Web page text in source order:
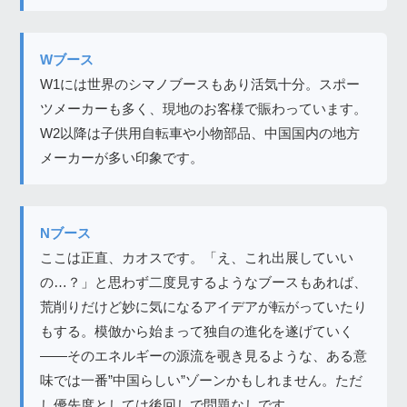
Wブース
W1には世界のシマノブースもあり活気十分。スポー
ツメーカーも多く、現地のお客様で賑わっています。
W2以降は子供用自転車や小物部品、中国国内の地方
メーカーが多い印象です。
Nブース
ここは正直、カオスです。「え、これ出展していい
の…？」と思わず二度見するようなブースもあれば、
荒削りだけど妙に気になるアイデアが転がっていたり
もする。模倣から始まって独自の進化を遂げていく
——そのエネルギーの源流を覗き見るような、ある意
味では一番”中国らしい”ゾーンかもしれません。ただ